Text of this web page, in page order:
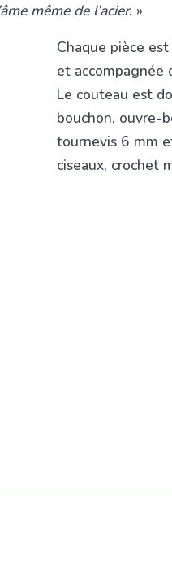
même de l’acier. »
Chaque pièce
et accompagnée
Le couteau est
bouchon, ouvre-
tournevis 6 mm
ciseaux, crochet